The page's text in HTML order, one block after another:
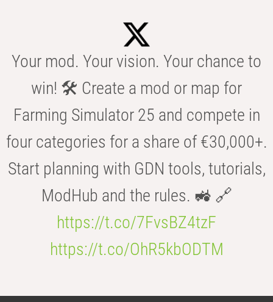
Your mod. Your vision. Your chance to
win! 🛠️ Create a mod or map for
Farming Simulator 25 and compete in
four categories for a share of €30,000+.
Start planning with GDN tools, tutorials,
ModHub and the rules. 🚜 🔗
https://t.co/7FvsBZ4tzF
https://t.co/OhR5kbODTM